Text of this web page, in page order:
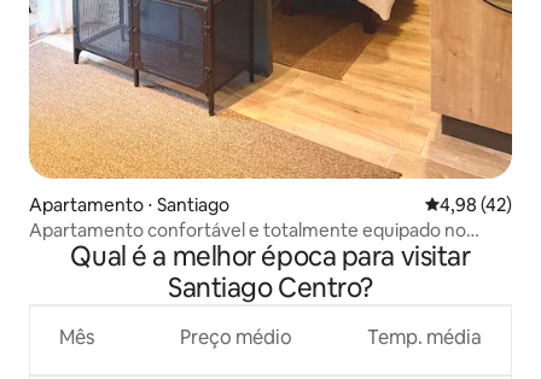
Apartamento ⋅ Santiago 4,98 de uma
4,98 (42)
Apartamento confortável e totalmente equipado no
centro de Santiago
Qual é a melhor época para visitar
Santiago Centro?
Mês Preço médio Temp. média